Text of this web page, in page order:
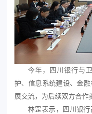
今年，四川银行与
护、信息系统建设、金
展交流，为后续双方合作
林罡表示，四川银